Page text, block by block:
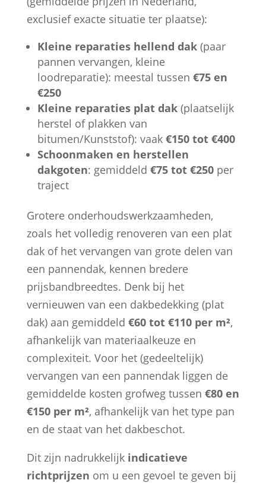
exclusief exacte situatie ter plaatse):
Kleine reparaties hellend dak(paar
pannen vervangen, kleine
loodreparatie): meestal tussen €75 en
€250
Kleine reparaties plat dak(plaatselijk
herstel of plakken van
bitumen/Kunststof): vaak €150 tot €400
Schoonmaken en herstellen
dakgoten: gemiddeld €75 tot €250per
traject
Grotere onderhoudswerkzaamheden,
zoals het volledig renoveren van een plat
dak of het vervangen van grote delen van
een pannendak, kennen bredere
prijsbandbreedtes. Denk bij het
vernieuwen van een dakbedekking (plat
dak) aan gemiddeld €60 tot €110 per m²,
afhankelijk van materiaalkeuze en
complexiteit. Voor het (gedeeltelijk)
vervangen van een pannendak liggen de
gemiddelde kosten grofweg tussen €80 en
€150 per m², afhankelijk van het type pan
en de staat van het dakbeschot.
Dit zijn nadrukkelijk indicatieve
richtprijzen om u een gevoel te geven bij